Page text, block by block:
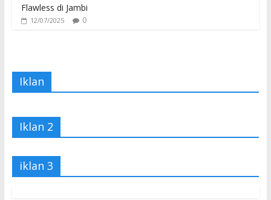
Flawless di Jambi
12/07/2025 0
Iklan
Iklan 2
iklan 3